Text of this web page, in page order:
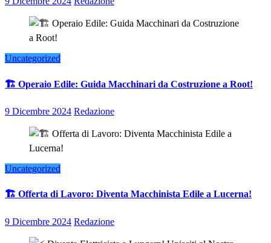
Uncategorized
🏗️ Operaio Edile: Guida Macchinari da Costruzione a Root!
9 Dicembre 2024 Redazione
Uncategorized
🏗️ Offerta di Lavoro: Diventa Macchinista Edile a Lucerna!
9 Dicembre 2024 Redazione